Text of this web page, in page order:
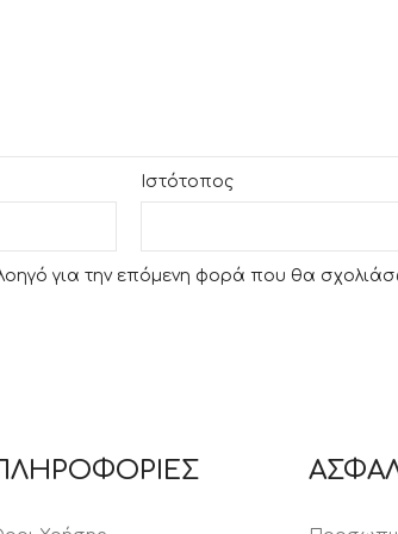
Ιστότοπος
για την επόμενη φορά που θα